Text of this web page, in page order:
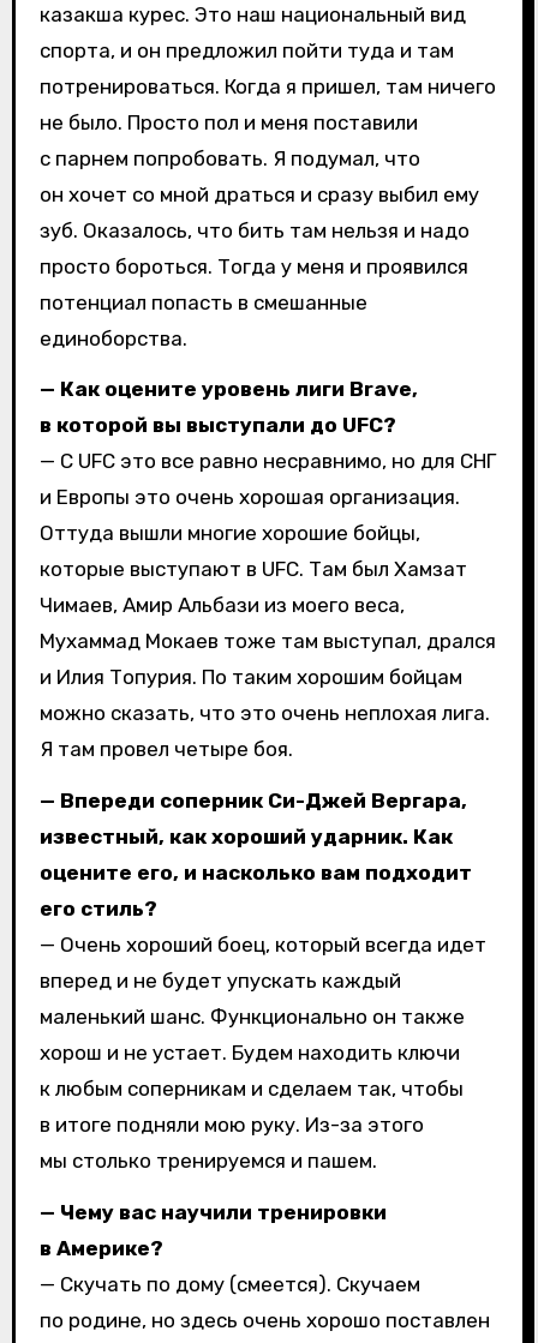
казакша курес. Это наш национальный вид
спорта, и он предложил пойти туда и там
потренироваться. Когда я пришел, там ничего
не было. Просто пол и меня поставили
с парнем попробовать. Я подумал, что
он хочет со мной драться и сразу выбил ему
зуб. Оказалось, что бить там нельзя и надо
просто бороться. Тогда у меня и проявился
потенциал попасть в смешанные
единоборства.
— Как оцените уровень лиги Brave,
в которой вы выступали до UFC?
— С UFC это все равно несравнимо, но для СНГ
и Европы это очень хорошая организация.
Оттуда вышли многие хорошие бойцы,
которые выступают в UFC. Там был Хамзат
Чимаев, Амир Альбази из моего веса,
Мухаммад Мокаев тоже там выступал, дрался
и Илия Топурия. По таким хорошим бойцам
можно сказать, что это очень неплохая лига.
Я там провел четыре боя.
— Впереди соперник Си-Джей Вергара,
известный, как хороший ударник. Как
оцените его, и насколько вам подходит
его стиль?
— Очень хороший боец, который всегда идет
вперед и не будет упускать каждый
маленький шанс. Функционально он также
хорош и не устает. Будем находить ключи
к любым соперникам и сделаем так, чтобы
в итоге подняли мою руку. Из-за этого
мы столько тренируемся и пашем.
— Чему вас научили тренировки
в Америке?
— Скучать по дому (смеется). Скучаем
по родине, но здесь очень хорошо поставлен